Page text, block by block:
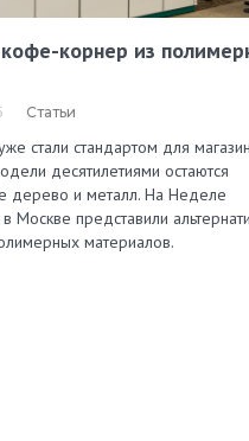
корнер из
Статьи
стали стандартом для
десятилетиями остаются
дерево и металл. На Неделе
Москве представили
материалов.